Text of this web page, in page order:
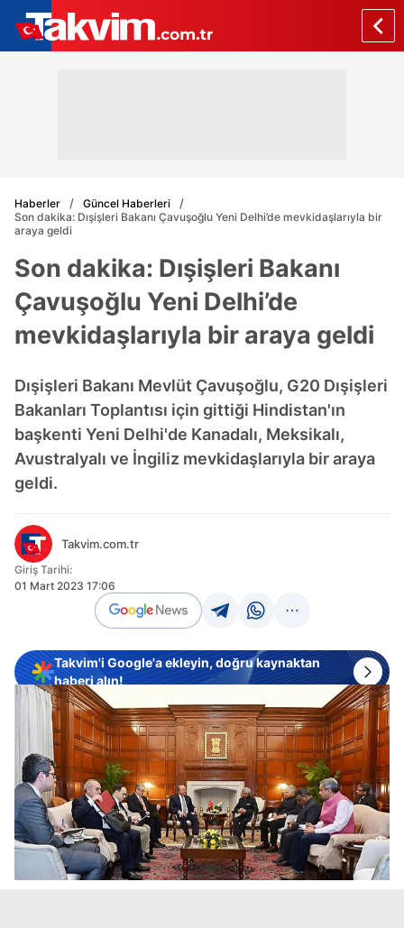
Haberler
Güncel Haberleri
Son dakika: Dışişleri Bakanı Çavuşoğlu Yeni Delhi’de mevkidaşlarıyla bir
araya geldi
Son dakika: Dışişleri Bakanı
Çavuşoğlu Yeni Delhi’de
mevkidaşlarıyla bir araya geldi
Dışişleri Bakanı Mevlüt Çavuşoğlu, G20 Dışişleri
Bakanları Toplantısı için gittiği Hindistan'ın
başkenti Yeni Delhi'de Kanadalı, Meksikalı,
Avustralyalı ve İngiliz mevkidaşlarıyla bir araya
geldi.
Takvim.com.tr
Giriş Tarihi:
01 Mart 2023 17:06
Takvim'i Google'a ekleyin, doğru kaynaktan
haberi alın!